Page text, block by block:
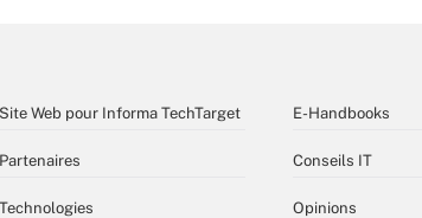
Site Web pour Informa TechTarget
Partenaires
Technologies
E-Handbooks
Conseils IT
Opinions